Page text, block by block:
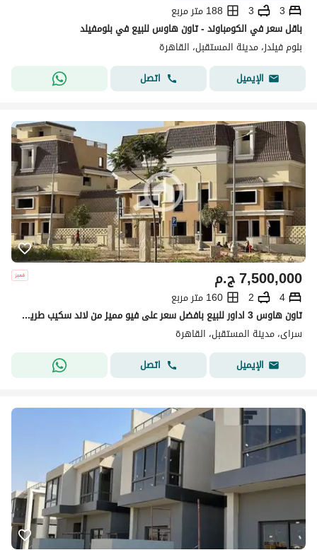
3
3
188 متر مربع
باقل سعر في الكومباوند - تاون هاوس للبيع في بلومفيلد
بلوم فيلدز، مدينة المستقبل، القاهرة
الإيميل
اتصل
ج.م7,500,000
4
2
160 متر مربع
تاون هاوس 3 اداور للبيع بافضل سعر على فيو مميز من لاند سكيب طريق السويس بجوار مدينتى بكمبوند ( سراى Sarai )
سراى، مدينة المستقبل، القاهرة
الإيميل
اتصل